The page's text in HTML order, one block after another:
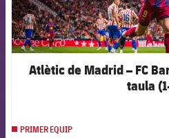
Atlètic de Madrid – FC
taula
PRIMER EQUIP